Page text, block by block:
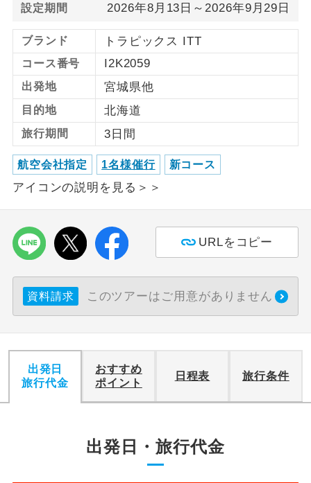
設定期間 2026年8月13日～2026年9月29日
ブランド トラピックス ITT
コース番号 I2K2059
出発地 宮城県他
目的地 北海道
旅行期間 3日間
航空会社指定 1名様催行 新コース
アイコンの説明を見る＞＞
URLをコピー
資料請求 このツアーはご用意がありません
出発日
旅行代金
おすすめ
ポイント
日程表 旅行条件
出発日・旅行代金
航空会社指定
利用航空会社が指定なので、ご出発の計
ホテル指定
ご紹介するホテルを指定したコースで
す。
おひとり様バ
ス2席利用
おひとり様でバス席を2席利⽤できま
す。